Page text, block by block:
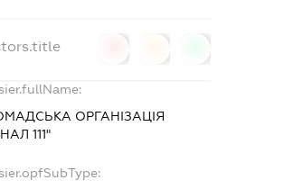
ОРГАНІЗАЦІЯ
111"